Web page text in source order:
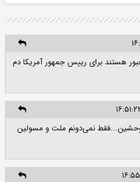
هستند برای رییس جمهور آمریکا دم
نمی‌دونم ملت و مسولین